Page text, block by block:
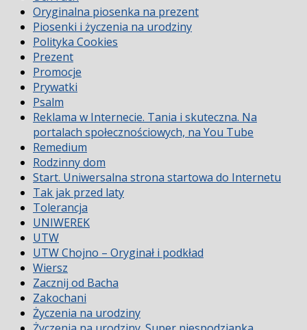
Oryginalna piosenka na prezent
Piosenki i życzenia na urodziny
Polityka Cookies
Prezent
Promocje
Prywatki
Psalm
Reklama w Internecie. Tania i skuteczna. Na
portalach społecznościowych, na You Tube
Remedium
Rodzinny dom
Start. Uniwersalna strona startowa do Internetu
Tak jak przed laty
Tolerancja
UNIWEREK
UTW
UTW Chojno – Oryginał i podkład
Wiersz
Zacznij od Bacha
Zakochani
Życzenia na urodziny